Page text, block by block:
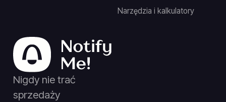
Narzędzia i kalkulatory
Nigdy nie trać
sprzedaży